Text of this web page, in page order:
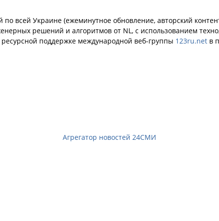
всей Украине (ежеминутное обновление, авторский
решений и алгоритмов от NL, с использованием
поддержке международной веб-группы 123ru.net в
Агрегатор новостей 24СМИ